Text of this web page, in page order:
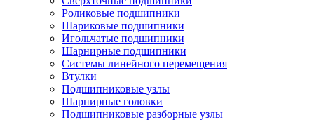
Роликовые подшипники
Шариковые подшипники
Игольчатые подшипники
Шарнирные подшипники
Системы линейного перемещения
Втулки
Подшипниковые узлы
Шарнирные головки
Подшипниковые разборные узлы